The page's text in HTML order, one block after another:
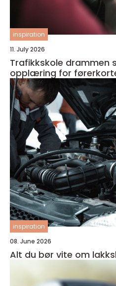
inspiration
11. July 2026
Trafikkskole drammen slik finner du riktig
opplæring for
inspiration
08. June 2026
Alt du bør vite om